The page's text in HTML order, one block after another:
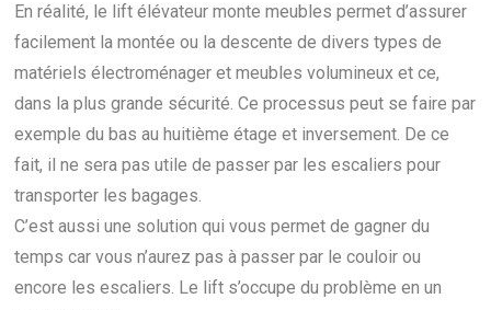
En réalité, le lift élévateur monte meubles permet d’assurer
facilement la montée ou la descente de divers types de
matériels électroménager et meubles volumineux et ce,
dans la plus grande sécurité. Ce processus peut se faire par
exemple du bas au huitième étage et inversement. De ce
fait, il ne sera pas utile de passer par les escaliers pour
transporter les bagages.
C’est aussi une solution qui vous permet de gagner du
temps car vous n’aurez pas à passer par le couloir ou
encore les escaliers. Le lift s’occupe du problème en un